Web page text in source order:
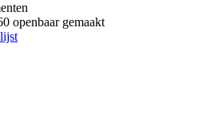
openbaar gemaakt